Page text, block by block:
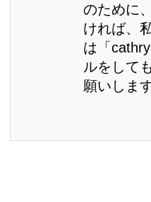
のために
ければ、
は「
ルをして
願いします